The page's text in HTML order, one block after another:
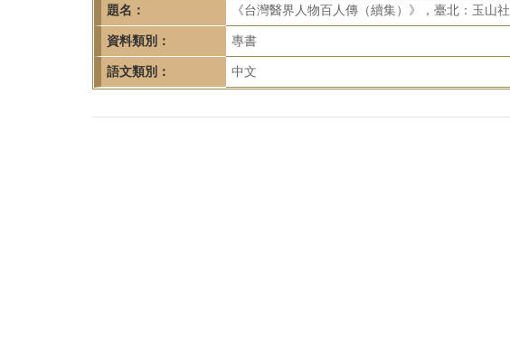
題名： 《台灣醫界人物百人傳（續集）》，臺北：玉山
資料類別： 專書
語文類別： 中文